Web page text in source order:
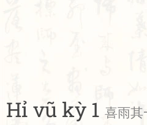
Hỉ vũ kỳ 1 喜雨